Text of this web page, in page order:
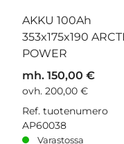
AKKU 100Ah
353x175x190
POWER
mh. 150,00 €
ovh. 200,00 €
Ref. tuotenumero
AP60038
Varastossa